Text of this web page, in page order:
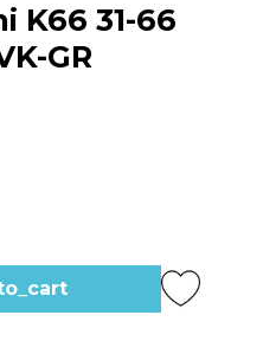
K66 31-66
GR